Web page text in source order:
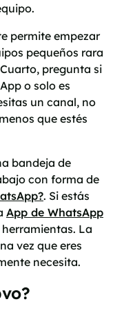
permite empezar
pequeños rara
pregunta si
o solo es
un canal, no
que estés
bandeja de
con forma de
. Si estás
App de WhatsApp
La
vez que eres
necesita.